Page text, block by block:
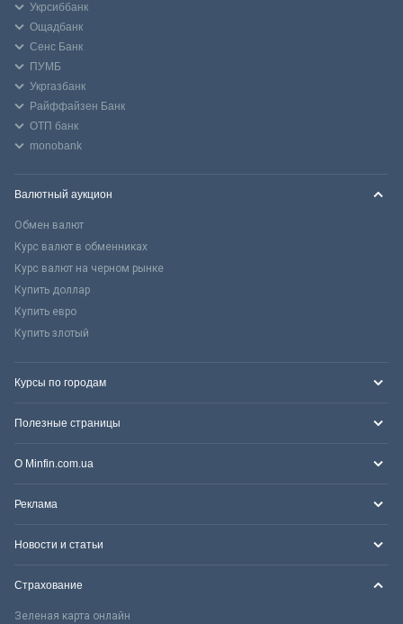
Укрсиббанк
Ощадбанк
Сенс Банк
ПУМБ
Укргазбанк
Райффайзен Банк
ОТП банк
monobank
Валютный аукцион
Обмен валют
Курс валют в обменниках
Курс валют на черном рынке
Купить доллар
Купить евро
Купить злотый
Курсы по городам
Полезные страницы
О Minfin.com.ua
Реклама
Новости и статьи
Страхование
Зеленая карта онлайн